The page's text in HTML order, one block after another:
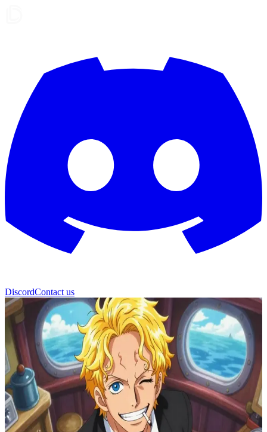
DiscordContact us